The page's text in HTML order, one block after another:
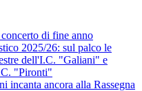
di fine anno
2025/26: sul palco le
dell'I.C. "Galiani" e
"Pironti"
incanta ancora alla Rassegna